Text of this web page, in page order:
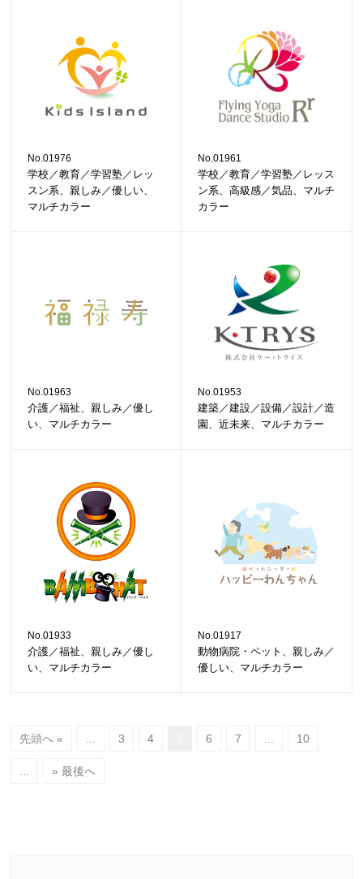
No.01976
学校／教育／学習塾／レッ
スン系、親しみ／優しい、
マルチカラー
No.01961
学校／教育／学習塾／レッス
ン系、高級感／気品、マルチ
カラー
No.01963
介護／福祉、親しみ／優し
い、マルチカラー
No.01953
建築／建設／設備／設計／造
園、近未来、マルチカラー
No.01933
介護／福祉、親しみ／優し
い、マルチカラー
No.01917
動物病院・ペット、親しみ／
優しい、マルチカラー
先頭へ « 3 4 6 7 10
» 最後へ